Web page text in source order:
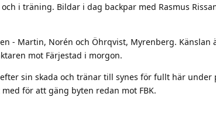
i träning. Bildar i dag backpar med Rasmus
- Martin, Norén och Öhrqvist, Myrenberg. Känslan
mot Färjestad i morgon.
sin skada och tränar till synes för fullt här under
för att gäng byten redan mot FBK.